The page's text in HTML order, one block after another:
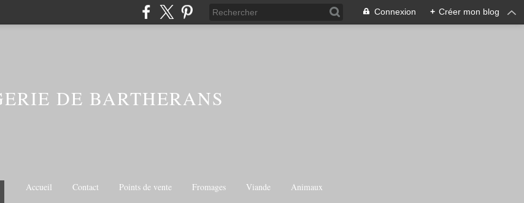
Connexion + Créer mon blog
DE BARTHERANS
Accueil Contact Points de vente Fromages Viande Animaux